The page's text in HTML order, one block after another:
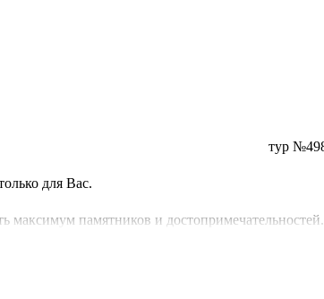
тур
для Вас.
памятников и